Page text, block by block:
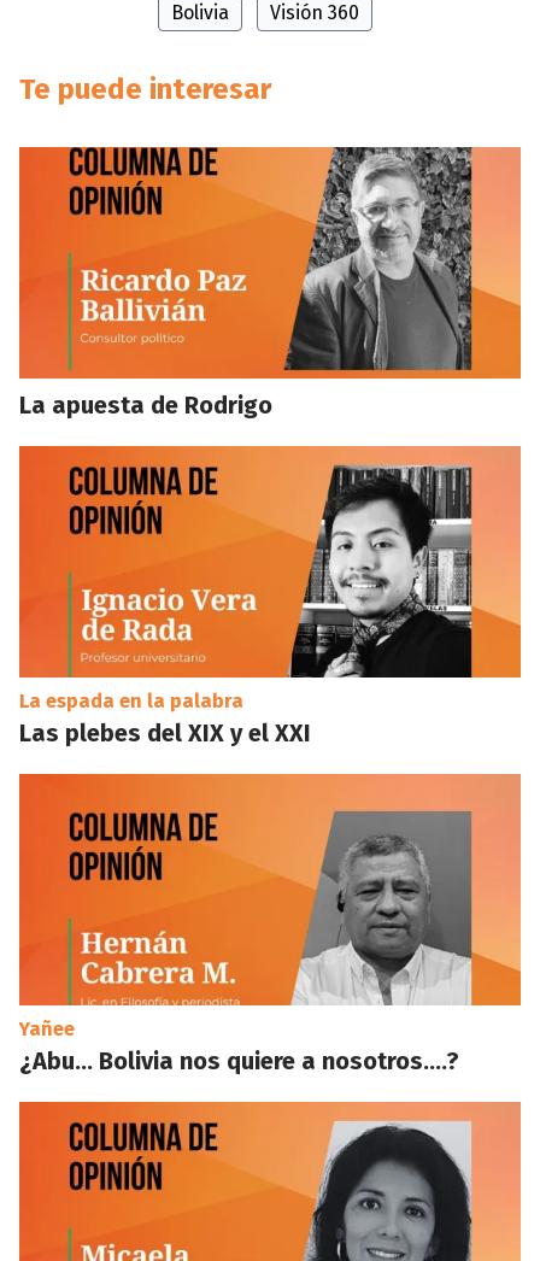
Bolivia Visión 360
Te puede interesar
La apuesta de Rodrigo
La espada en la palabra
Las plebes del XIX y el XXI
Yañee
¿Abu… Bolivia nos quiere a nosotros….?